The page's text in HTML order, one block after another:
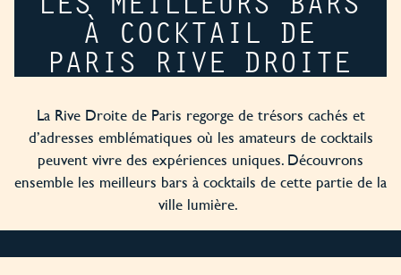
À COCKTAIL DE
PARIS RIVE DROITE
La Rive Droite de Paris regorge de trésors cachés et
d’adresses emblématiques où les amateurs de cocktails
peuvent vivre des expériences uniques. Découvrons
ensemble les meilleurs bars à cocktails de cette partie de la
ville lumière.